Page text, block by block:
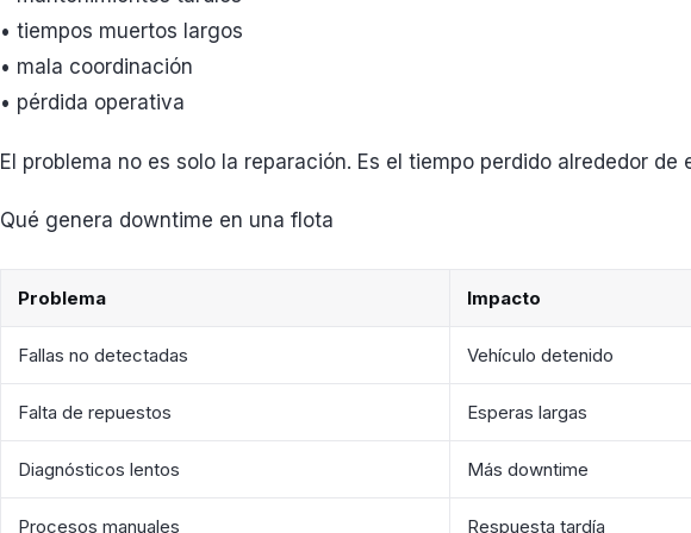
• tiempos muertos largos
• mala coordinación
• pérdida operativa
El problema no es solo la reparación. Es el tiempo perdido alrededor de
Qué genera downtime en una flota
Problema Impacto
Fallas no detectadas Vehículo detenido
Falta de repuestos Esperas largas
Diagnósticos lentos Más downtime
Procesos manuales Respuesta tardía